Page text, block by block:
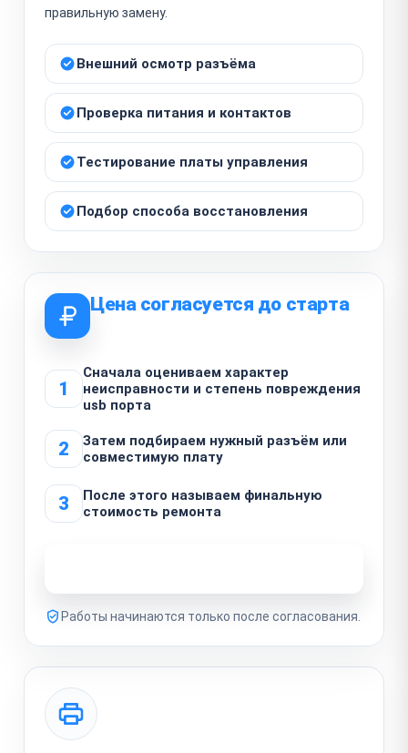
правильную замену.
Внешний осмотр разъёма
Проверка питания и контактов
Тестирование платы управления
Подбор способа восстановления
Цена согласуется до старта
1
Сначала оцениваем характер
неисправности и степень повреждения
usb порта
2
Затем подбираем нужный разъём или
совместимую плату
3
После этого называем финальную
стоимость ремонта
Работы начинаются только после согласования.